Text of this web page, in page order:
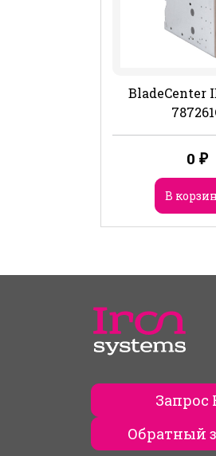
BladeCenter
0 ₽
В
Запрос
Обратный